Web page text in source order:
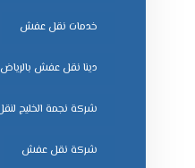
خدمات نقل عفش
دينا نقل عفش بالرياض
شركة نجمة الخليج
شركة نقل عفش